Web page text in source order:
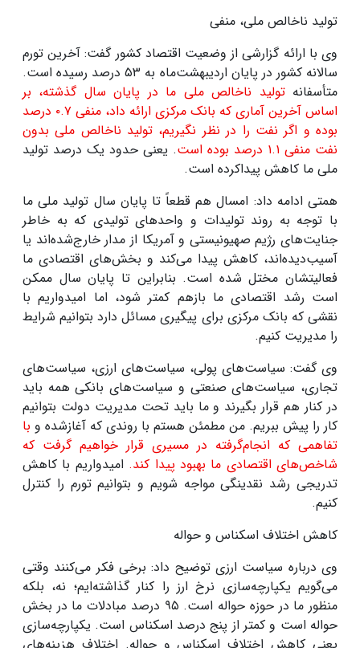
تولید ناخالص ملی، منفی
وی با ارائه گزارشی از وضعیت اقتصاد کشور گفت: آخرین تورم
سالانه کشور در پایان اردیبهشت‌ماه به ۵۳ درصد رسیده است.
متأسفانهتولید ناخالص ملی ما در پایان سال گذشته، بر
اساس آخرین آماری که بانک مرکزی ارائه داد، منفی ۰.۷ درصد
بوده و اگر نفت را در نظر نگیریم، تولید ناخالص ملی بدون
نفت منفی ۱.۱ درصد بوده است. یعنی حدود یک درصد تولید
ملی ما کاهش پیداکرده است.
همتی ادامه داد: امسال هم قطعاً تا پایان سال تولید ملی ما
با توجه به روند تولیدات و واحدهای تولیدی که به خاطر
جنایت‌های رژیم صهیونیستی و آمریکا از مدار خارج‌شده‌اند یا
آسیب‌دیده‌اند، کاهش پیدا می‌کند و بخش‌های اقتصادی ما
فعالیتشان مختل شده است. بنابراین تا پایان سال ممکن
است رشد اقتصادی ما بازهم کمتر شود، اما امیدواریم با
نقشی که بانک مرکزی برای پیگیری مسائل دارد بتوانیم شرایط
را مدیریت کنیم.
وی گفت: سیاست‌های پولی، سیاست‌های ارزی، سیاست‌های
تجاری، سیاست‌های صنعتی و سیاست‌های بانکی همه باید
در کنار هم قرار بگیرند و ما باید تحت مدیریت دولت بتوانیم
کار را پیش ببریم. من مطمئن هستم با روندی که آغازشده و با
تفاهمی که انجام‌گرفته در مسیری قرار خواهیم گرفت که
شاخص‌های اقتصادی ما بهبود پیدا کند. امیدواریم با کاهش
تدریجی رشد نقدینگی مواجه شویم و بتوانیم تورم را کنترل
کنیم.
کاهش اختلاف اسکناس و حواله
وی درباره سیاست ارزی توضیح داد: برخی فکر می‌کنند وقتی
می‌گویم یکپارچه‌سازی نرخ ارز را کنار گذاشته‌ایم؛ نه، بلکه
منظور ما در حوزه حواله است. ۹۵ درصد مبادلات ما در بخش
حواله است و کمتر از پنج درصد اسکناس است. یکپارچه‌سازی